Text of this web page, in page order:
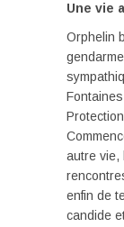
Une vie
Orphelin
autre vie,
enfin de
candide